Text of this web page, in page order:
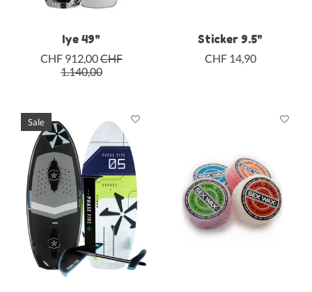
Iye 49"
CHF 912,00CHF
1.140,00
Sticker 9.5"
CHF 14,90
Sale